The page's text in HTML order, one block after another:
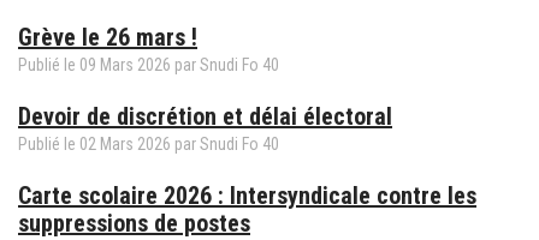
Grève le 26 mars !
Publié le 09 Mars 2026 par Snudi Fo 40
Devoir de discrétion et délai électoral
Publié le 02 Mars 2026 par Snudi Fo 40
Carte scolaire 2026 : Intersyndicale contre les
suppressions de postes